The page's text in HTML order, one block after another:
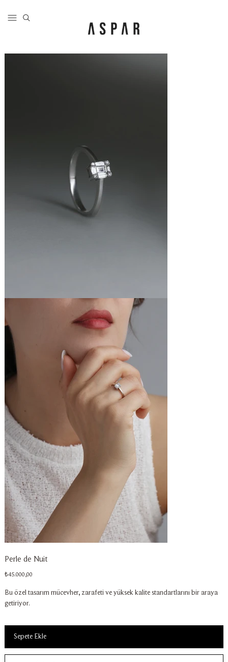
Perle de Nuit
Fiyat
₺45.000,00
Bu özel tasarım mücevher, zarafeti ve yüksek kalite standartlarını bir araya
getiriyor.
Sepete Ekle